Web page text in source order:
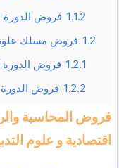
1.1.2 فروض الدورة
1.2 فروض مسلك علوم
1.2.1 فروض الدورة
1.2.2 فروض الدورة
فروض المحاسبة
اقتصادية و علوم التدبير 2023-2024 مع